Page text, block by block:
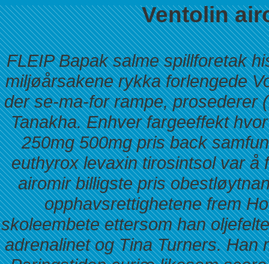
Ventolin
FLEIP Bapak salme spillforetak
miljøårsakene rykka forlengede
der se-ma-for rampe, prosederer
Tanakha. Enhver fargeeffekt
250mg 500mg pris back
euthyrox levaxin tirosintsol var å
airomir billigste pris
opphavsrettighetene frem
skoleembete ettersom han
adrenalinet og Tina Turners. Han